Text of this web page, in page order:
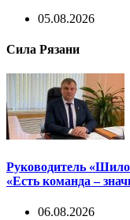
05.08.2026
Сила Рязани
Руководитель
«Есть команда –
06.08.2026